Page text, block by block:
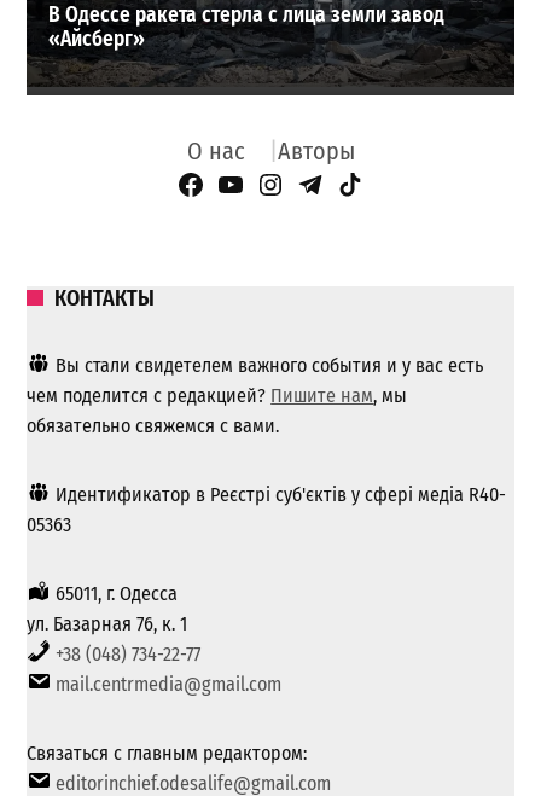
В Одессе ракета стерла с лица земли завод
«Айсберг»
О нас Авторы
Facebook Page
YouTube
Instagram
Telegram
TikTok
КОНТАКТЫ
Вы стали свидетелем важного события и у вас есть
чем поделится с редакцией? Пишите нам, мы
обязательно свяжемся с вами.
Идентификатор в Реєстрі суб'єктів у сфері медіа R40-
05363
65011, г. Одесса
ул. Базарная 76, к. 1
+38 (048) 734-22-77
mail.centrmedia@gmail.com
Связаться с главным редактором:
editorinchief.odesalife@gmail.com